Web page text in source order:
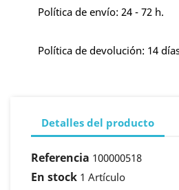
Política de envío: 24 - 72 h.
Política de devolución: 14
Detalles del producto
Referencia 100000518
En stock 1 Artículo